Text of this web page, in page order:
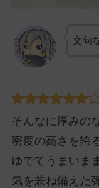
文句
そんなに厚みの
密度の高さを誇
ゆでてうまいま
気を兼ね備えた